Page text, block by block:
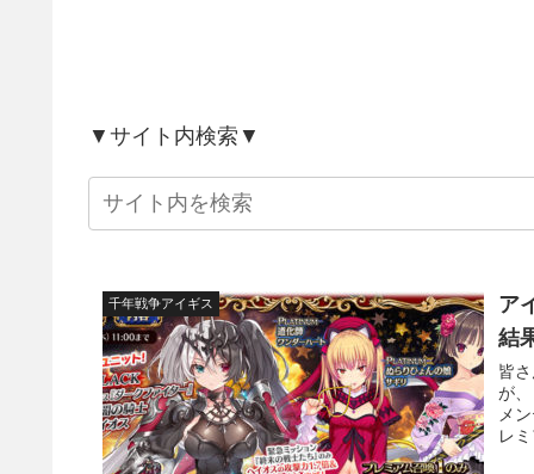
▼サイト内検索▼
千年戦争アイギス
ア
結
皆
が
メ
レ